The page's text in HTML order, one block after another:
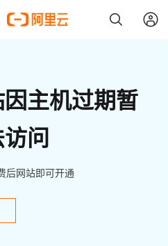
主机过期暂
问
后网站即可开通